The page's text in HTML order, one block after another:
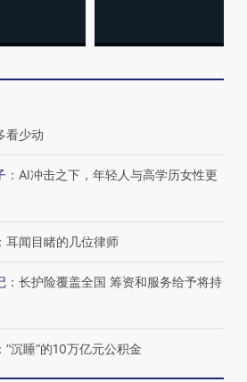
链博
”接产
看少动
： AI冲击之下，年轻人与高学历女性更
： 耳闻目睹的几位律师
： 长护险覆盖全国 筹资和服务给予将持
： “沉睡”的10万亿元公积金